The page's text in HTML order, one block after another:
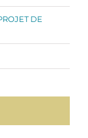
DE